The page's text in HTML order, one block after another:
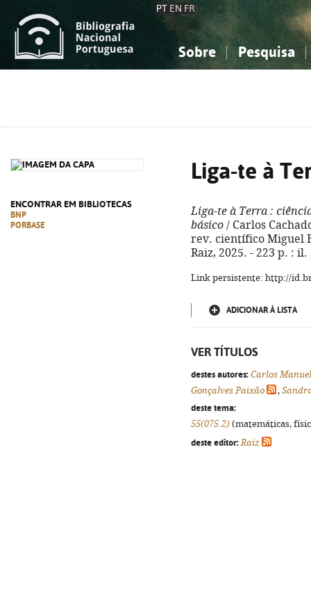
PT EN FR
Sobre Pesquisa
ENCONTRAR EM BIBLIOTECAS
BNP
PORBASE
Liga-te à
Liga-te à Terra :
básico / Carlos
rev. científico Miguel
Raiz, 2025. - 223 p. : il.
Link persistente: http://
ADICIONAR À LISTA
VER TÍTULOS
destes autores: Carlos
Gonçalves Paixão
,
deste tema:
55(075.2) (matemáticas,
deste editor: Raiz